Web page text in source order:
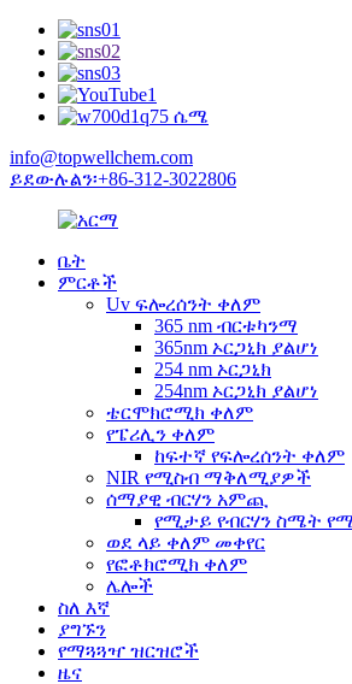
info@topwellchem.com
ይደውሉልን፡+86-312-3022806
ቤት
ምርቶች
Uv ፍሎረሰንት ቀለም
365 nm ብርቱካንማ
365nm ኦርጋኒክ ያልሆነ
254 nm ኦርጋኒክ
254nm ኦርጋኒክ ያልሆነ
ቴርሞክሮሚክ ቀለም
የፔሪሊን ቀለም
ከፍተኛ የፍሎረሰንት ቀለም
NIR የሚስብ ማቅለሚያዎች
ሰማያዊ ብርሃን አምጪ
የሚታይ የብርሃን ስሜት
ወደ ላይ ቀለም መቀየር
የፎቶክሮሚክ ቀለም
ሌሎች
ስለ እኛ
ያግኙን
የማጓጓዣ ዝርዝሮች
ዜና